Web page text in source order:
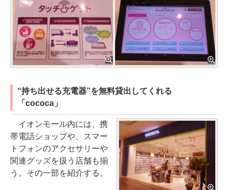
“持ち出せる充電器”を無料貸出してくれる
「cococa」
イオンモール内には、携
帯電話ショップや、スマー
トフォンのアクセサリーや
関連グッズを扱う店舗も揃
う。その一部を紹介する。